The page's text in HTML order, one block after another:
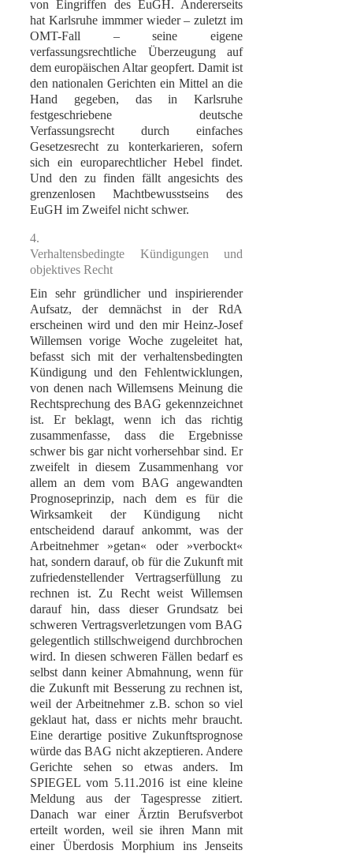
von Eingriffen des EuGH. Andererseits
hat Karlsruhe immmer wieder – zuletzt im
OMT-Fall – seine eigene
verfassungsrechtliche Überzeugung auf
dem europäischen Altar geopfert. Damit ist
den nationalen Gerichten ein Mittel an die
Hand gegeben, das in Karlsruhe
festgeschriebene deutsche
Verfassungsrecht durch einfaches
Gesetzesrecht zu konterkarieren, sofern
sich ein europarechtlicher Hebel findet.
Und den zu finden fällt angesichts des
grenzenlosen Machtbewusstseins des
EuGH im Zweifel nicht schwer.
4.
Verhaltensbedingte Kündigungen und
objektives Recht
Ein sehr gründlicher und inspirierender
Aufsatz, der demnächst in der RdA
erscheinen wird und den mir Heinz-Josef
Willemsen vorige Woche zugeleitet hat,
befasst sich mit der verhaltensbedingten
Kündigung und den Fehlentwicklungen,
von denen nach Willemsens Meinung die
Rechtsprechung des BAG gekennzeichnet
ist. Er beklagt, wenn ich das richtig
zusammenfasse, dass die Ergebnisse
schwer bis gar nicht vorhersehbar sind. Er
zweifelt in diesem Zusammenhang vor
allem an dem vom BAG angewandten
Prognoseprinzip, nach dem es für die
Wirksamkeit der Kündigung nicht
entscheidend darauf ankommt, was der
Arbeitnehmer »getan« oder »verbockt«
hat, sondern darauf, ob für die Zukunft mit
zufriedenstellender Vertragserfüllung zu
rechnen ist. Zu Recht weist Willemsen
darauf hin, dass dieser Grundsatz bei
schweren Vertragsverletzungen vom BAG
gelegentlich stillschweigend durchbrochen
wird. In diesen schweren Fällen bedarf es
selbst dann keiner Abmahnung, wenn für
die Zukunft mit Besserung zu rechnen ist,
weil der Arbeitnehmer z.B. schon so viel
geklaut hat, dass er nichts mehr braucht.
Eine derartige positive Zukunftsprognose
würde das BAG nicht akzeptieren. Andere
Gerichte sehen so etwas anders. Im
SPIEGEL vom 5.11.2016 ist eine kleine
Meldung aus der Tagespresse zitiert.
Danach war einer Ärztin Berufsverbot
erteilt worden, weil sie ihren Mann mit
einer Überdosis Morphium ins Jenseits